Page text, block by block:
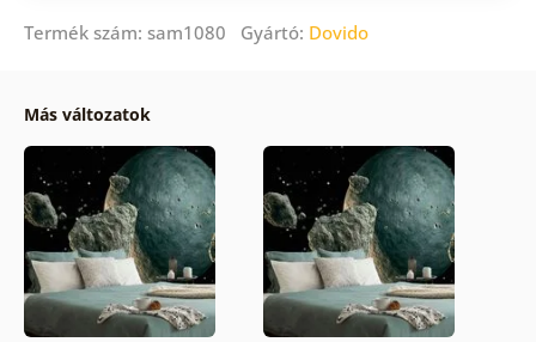
Termék szám: sam1080 Gyártó: Dovido
Más változatok